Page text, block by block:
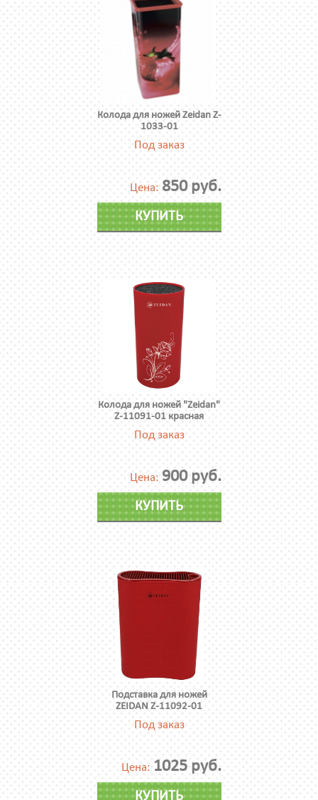
Колода для ножей Zeidan Z-
1033-01
Под заказ
Цена: 850 руб.
КУПИТЬ
Колода для ножей "Zeidan"
Z-11091-01 красная
Под заказ
Цена: 900 руб.
КУПИТЬ
Подставка для ножей
ZEIDAN Z-11092-01
Под заказ
Цена: 1025 руб.
КУПИТЬ